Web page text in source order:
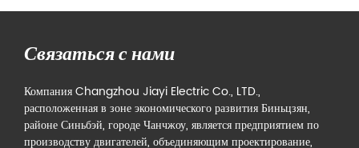
Связаться с нами
Компания Changzhou Jiayi Electric Co., LTD.,
расположенная в зоне экономического развития Биньцзян,
районе Синьбэй, городе Чанчжоу, является предприятием по
производству двигателей, объединяющим проектирование,